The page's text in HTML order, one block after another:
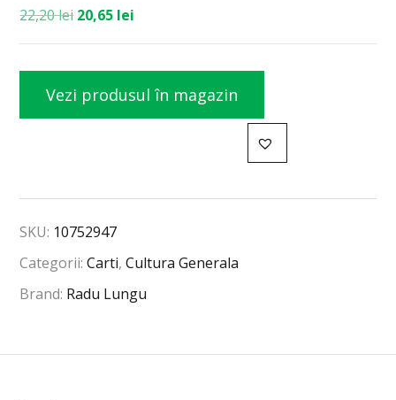
22,20lei 20,65 lei
Vezi produsul în magazin
SKU: 10752947
Categorii:Carti,Cultura Generala
Brand: Radu Lungu